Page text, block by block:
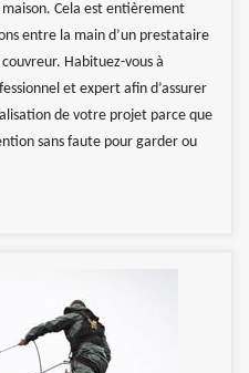
Cela est entièrement
entre la main d’un prestataire
Habituez-vous à
et expert afin d’assurer
de votre projet parce que
sans faute pour garder ou